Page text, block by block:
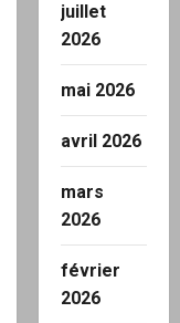
juillet
2026
mai 2026
avril 2026
mars
2026
février
2026